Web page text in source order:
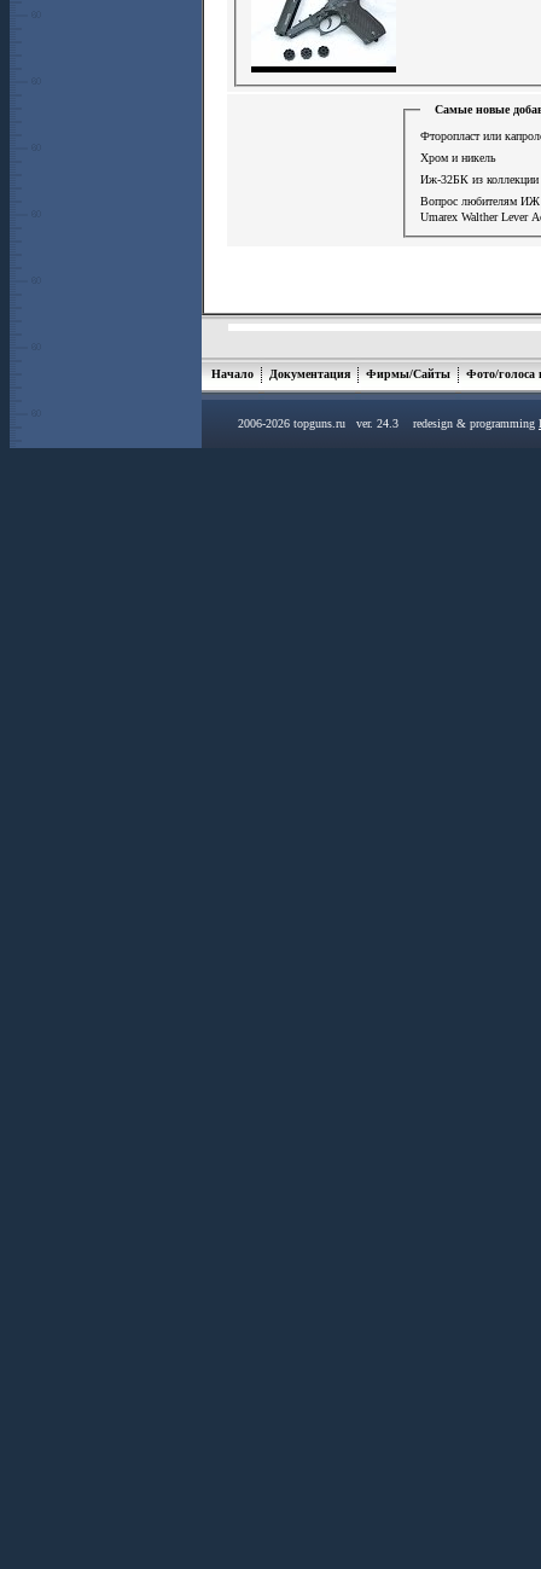
Самые новые
Фторопласт или
Хром и никель
Иж-32БК из коллекции
Вопрос любителям
Umarex Walther Lever
Начало Документация Фирмы/Сайты Фото/голоса
2006-2026 topguns.ru ver. 24.3 redesign & programming